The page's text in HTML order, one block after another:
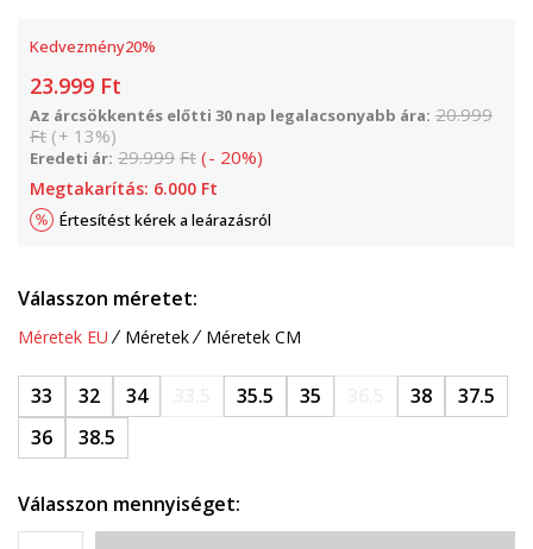
Kedvezmény20%
23.999 Ft
Az árcsökkentés előtti 30 nap legalacsonyabb ára: 20.999
Ft (+ 13%)
Eredeti ár: 29.999 Ft (- 20%)
Megtakarítás: 6.000 Ft
Értesítést kérek a leárazásról
Válasszon méretet:
Méretek EU Méretek Méretek CM
33 32 34 35.5 35 38
37.5
36
38.5
Válasszon mennyiséget: